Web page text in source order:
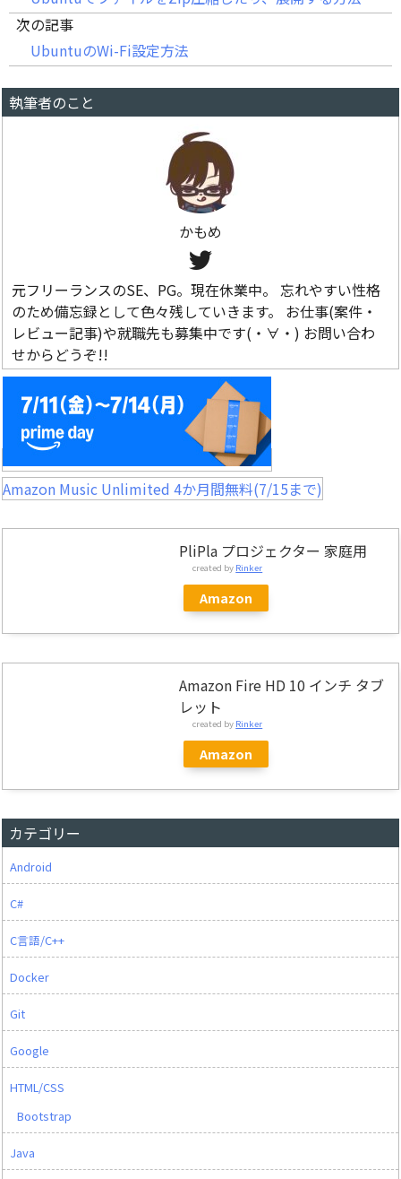
次の記事
UbuntuのWi-Fi設定方法
執筆者のこと
かもめ
元フリーランスのSE、PG。現在休業中。 忘れやすい性格
のため備忘録として色々残していきます。 お仕事(案件・
レビュー記事)や就職先も募集中です(・∀・) お問い合わ
せからどうぞ!!
Amazon Music Unlimited 4か月間無料(7/15まで)
PliPla プロジェクター 家庭用
created by Rinker
Amazon
Amazon Fire HD 10 インチ タブ
レット
created by Rinker
Amazon
カテゴリー
Android
C#
C言語/C++
Docker
Git
Google
HTML/CSS
Bootstrap
Java